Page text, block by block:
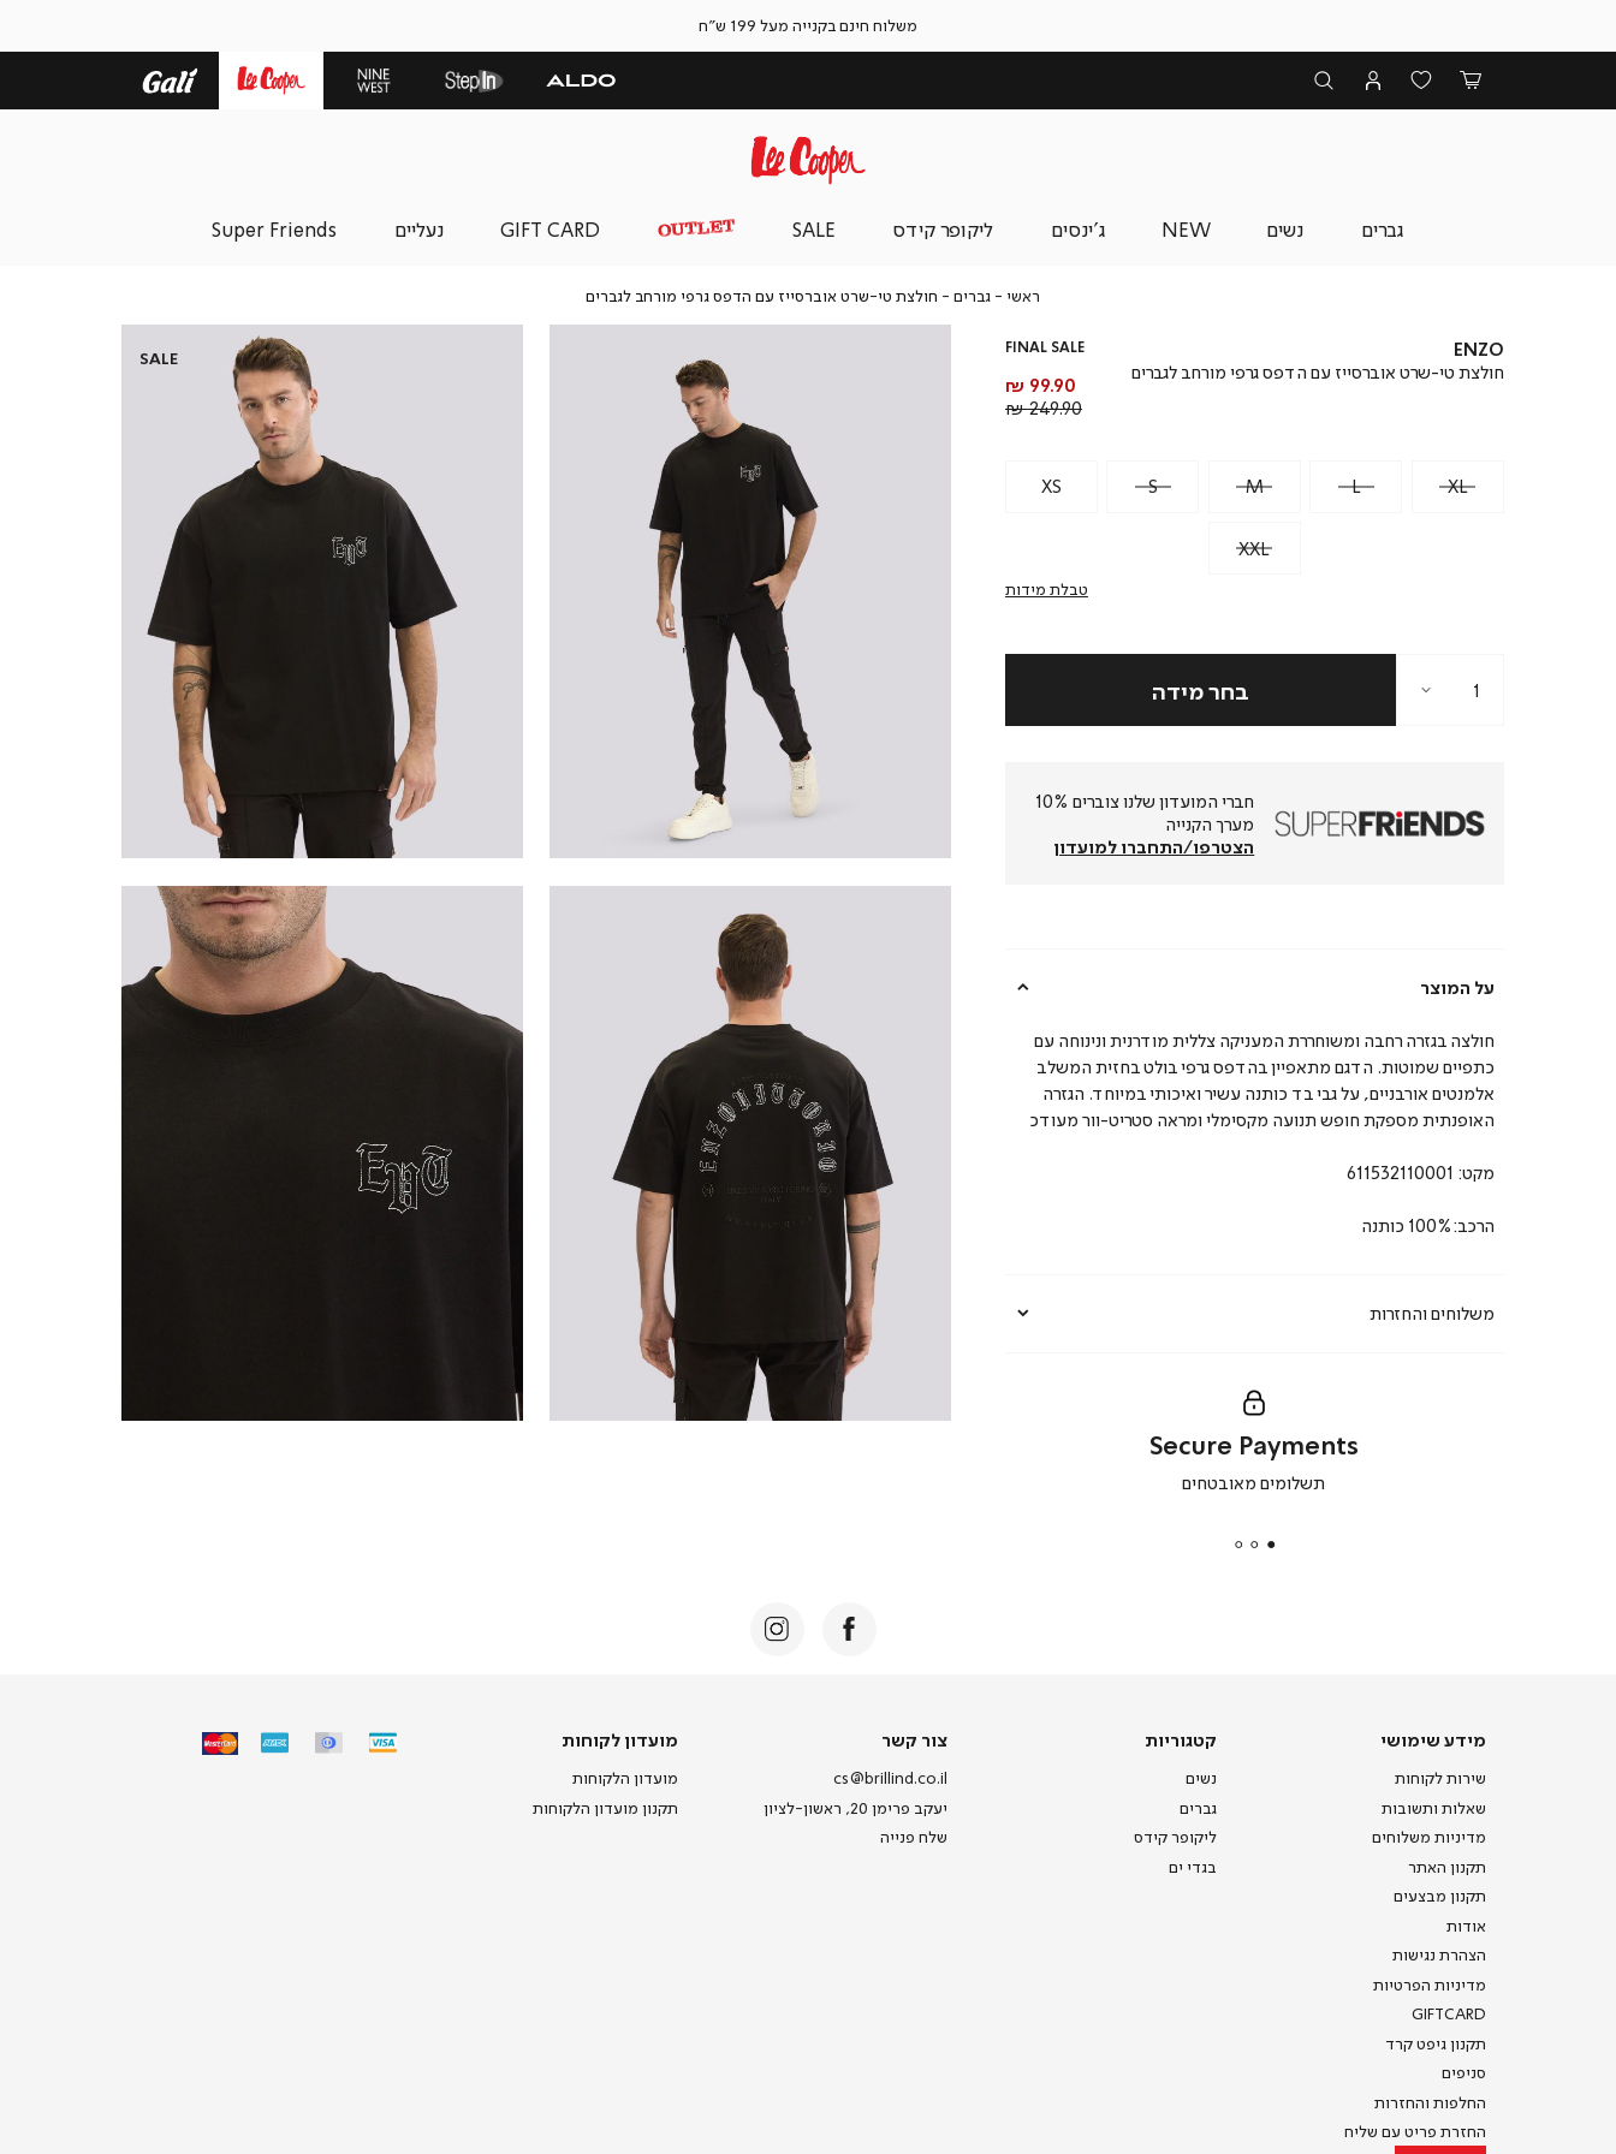
משלוח חינם בקנייה מעל 199 ש"ח
גברים נשים NEW ג'ינסים ליקופר קידס SALE
GIFT CARD נעליים Super Friends
ראשי ראשי
גברים גברים
חולצת טי-שרט אוברסייז עם הדפס גרפי מורחב לגבריםחולצת
ENZO
חולצת טי-שרט אוברסייז עם הדפס גרפי מורחב לגברים
FINAL SALE
מחיר
מוצר
99.90 ₪
מחיר
249.90 ₪
XS S M L XL
XXL
טבלת מידות
חברי המועדון שלנו צוברים 10%
מערך הקנייה
הצטרפו/התחברו למועדון
על המוצר
משלוחים והחזרות
חולצה בגזרה רחבה ומשוחררת המעניקה צללית מודרנית ונינוחה עם
כתפיים שמוטות. הדגם מתאפיין בהדפס גרפי בולט בחזית המשלב
אלמנטים אורבניים, על גבי בד כותנה עשיר ואיכותי במיוחד. הגזרה
האופנתית מספקת חופש תנועה מקסימלי ומראה סטריט-וור מעודכ
מקט: 611532110001
הרכב:100% כותנה
secure
Secure Payments
תשלומים מאובטחים
SALE
מידע
מידע שימושי
שירות לקוחות
שאלות ותשובות
מדיניות משלוחים
תקנון האתר
תקנון מבצעים
אודות
הצהרת נגישות
מדיניות הפרטיות
GIFTCARD
תקנון גיפט קרד
סניפים
החלפות והחזרות
החזרת פריט עם שליח
קטגוריות
קטגוריות
נשים
גברים
ליקופר קידס
בגדי ים
צור
צור קשר
cs@brillind.co.il
יעקב פרימן 20, ראשון-לציון
שלח פנייה
מועדון
מועדון לקוחות
מועדון הלקוחות
תקנון מועדון הלקוחות